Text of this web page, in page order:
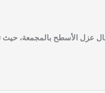
الأسطح بالمجمعة، حيث